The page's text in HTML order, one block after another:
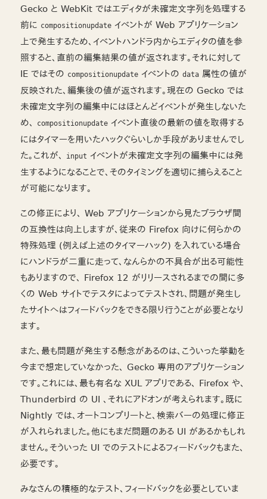
Gecko と WebKit ではエディタが未確定文字列を処理する
前に compositionupdateイベントが Web アプリケーション
上で発生するため、イベントハンドラ内からエディタの値を参
照すると、直前の編集結果の値が返されます。それに対して
IE ではその compositionupdateイベントの data属性の値が
反映された、編集後の値が返されます。現在の Gecko では
未確定文字列の編集中にはほとんどイベントが発生しないた
め、
compositionupdateイベント直後の最新の値を取得する
にはタイマーを用いたハックぐらいしか手段がありませんでし
た。これが、
input イベントが未確定文字列の編集中には発
生するようになることで、そのタイミングを適切に捕らえること
が可能になります。
この修正により、 Web アプリケーションから見たブラウザ間
の互換性は向上しますが、従来の Firefox 向けに何らかの
特殊処理 (例えば上述のタイマーハック) を入れている場合
にハンドラが二重に走って、なんらかの不具合が出る可能性
もありますので、 Firefox 12 がリリースされるまでの間に多
くの Web サイトでテスタによってテストされ、問題が発生し
たサイトへはフィードバックをできる限り行うことが必要となり
ます。
また、最も問題が発生する懸念があるのは、こういった挙動を
今まで想定していなかった、 Gecko 専用のアプリケーション
です。これには、最も有名な XUL アプリである、 Firefox や、
Thunderbird の UI 、それにアドオンが考えられます。既に
Nightly では、オートコンプリートと、検索バーの処理に修正
が入れられました。他にもまだ問題のある UI があるかもしれ
ません。そういった UI でのテストによるフィードバックもまた、
必要です。
みなさんの積極的なテスト、フィードバックを必要としていま